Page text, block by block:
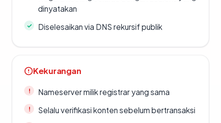
dinyatakan
Diselesaikan via DNS rekursif publik
Kekurangan
Nameserver milik registrar yang sama
Selalu verifikasi konten sebelum bertransaksi